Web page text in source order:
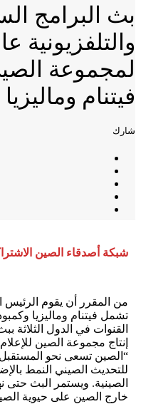
بث البرامج
والتلفزيونية
لمجموعة
فيتنام
شارك
شبكة أصدقاء الصين
من المقرر أن يقوم الرئيس
تشمل فيتنام وماليزيا
القنوات في الدول الثلاثة
إنتاج مجموعة الصين
“الصين تسعى نحو
للتحديث الصيني النمط
الصينية. ويستمر البث حتى
خارج الصين على حيوية